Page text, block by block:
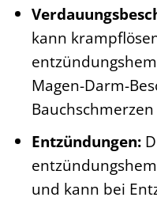
kann
Magen-Darm-
Entzündungen:
und kann bei